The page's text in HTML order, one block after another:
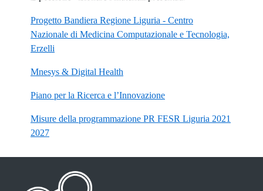
Progetto Bandiera Regione Liguria - Centro
Nazionale di Medicina Computazionale e Tecnologia,
Erzelli
Mnesys & Digital Health
Piano per la Ricerca e l’Innovazione
Misure della programmazione PR FESR Liguria 2021
2027